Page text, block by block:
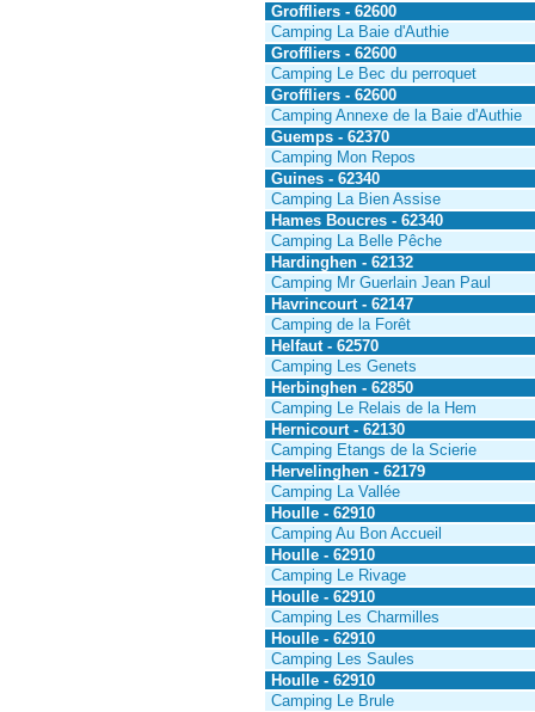
Groffliers - 62600
Camping La Baie d'Authie
Groffliers - 62600
Camping Le Bec du perroquet
Groffliers - 62600
Camping Annexe de la Baie d'Authie
Guemps - 62370
Camping Mon Repos
Guines - 62340
Camping La Bien Assise
Hames Boucres - 62340
Camping La Belle Pêche
Hardinghen - 62132
Camping Mr Guerlain Jean Paul
Havrincourt - 62147
Camping de la Forêt
Helfaut - 62570
Camping Les Genets
Herbinghen - 62850
Camping Le Relais de la Hem
Hernicourt - 62130
Camping Etangs de la Scierie
Hervelinghen - 62179
Camping La Vallée
Houlle - 62910
Camping Au Bon Accueil
Houlle - 62910
Camping Le Rivage
Houlle - 62910
Camping Les Charmilles
Houlle - 62910
Camping Les Saules
Houlle - 62910
Camping Le Brule